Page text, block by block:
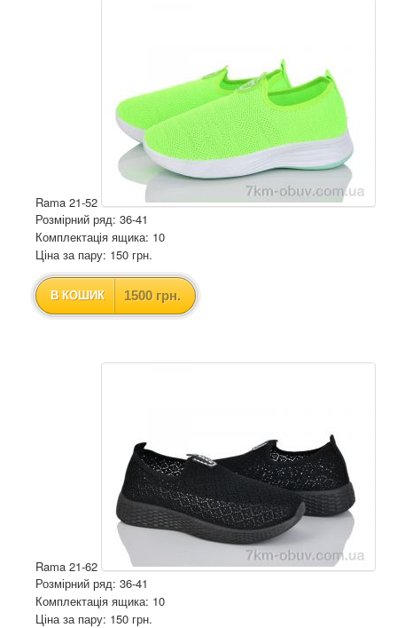
Rama 21-52
Розмірний ряд: 36-41
Комплектація ящика: 10
Ціна за пару: 150 грн.
В КОШИК 1500 грн.
Rama 21-62
Розмірний ряд: 36-41
Комплектація ящика: 10
Ціна за пару: 150 грн.